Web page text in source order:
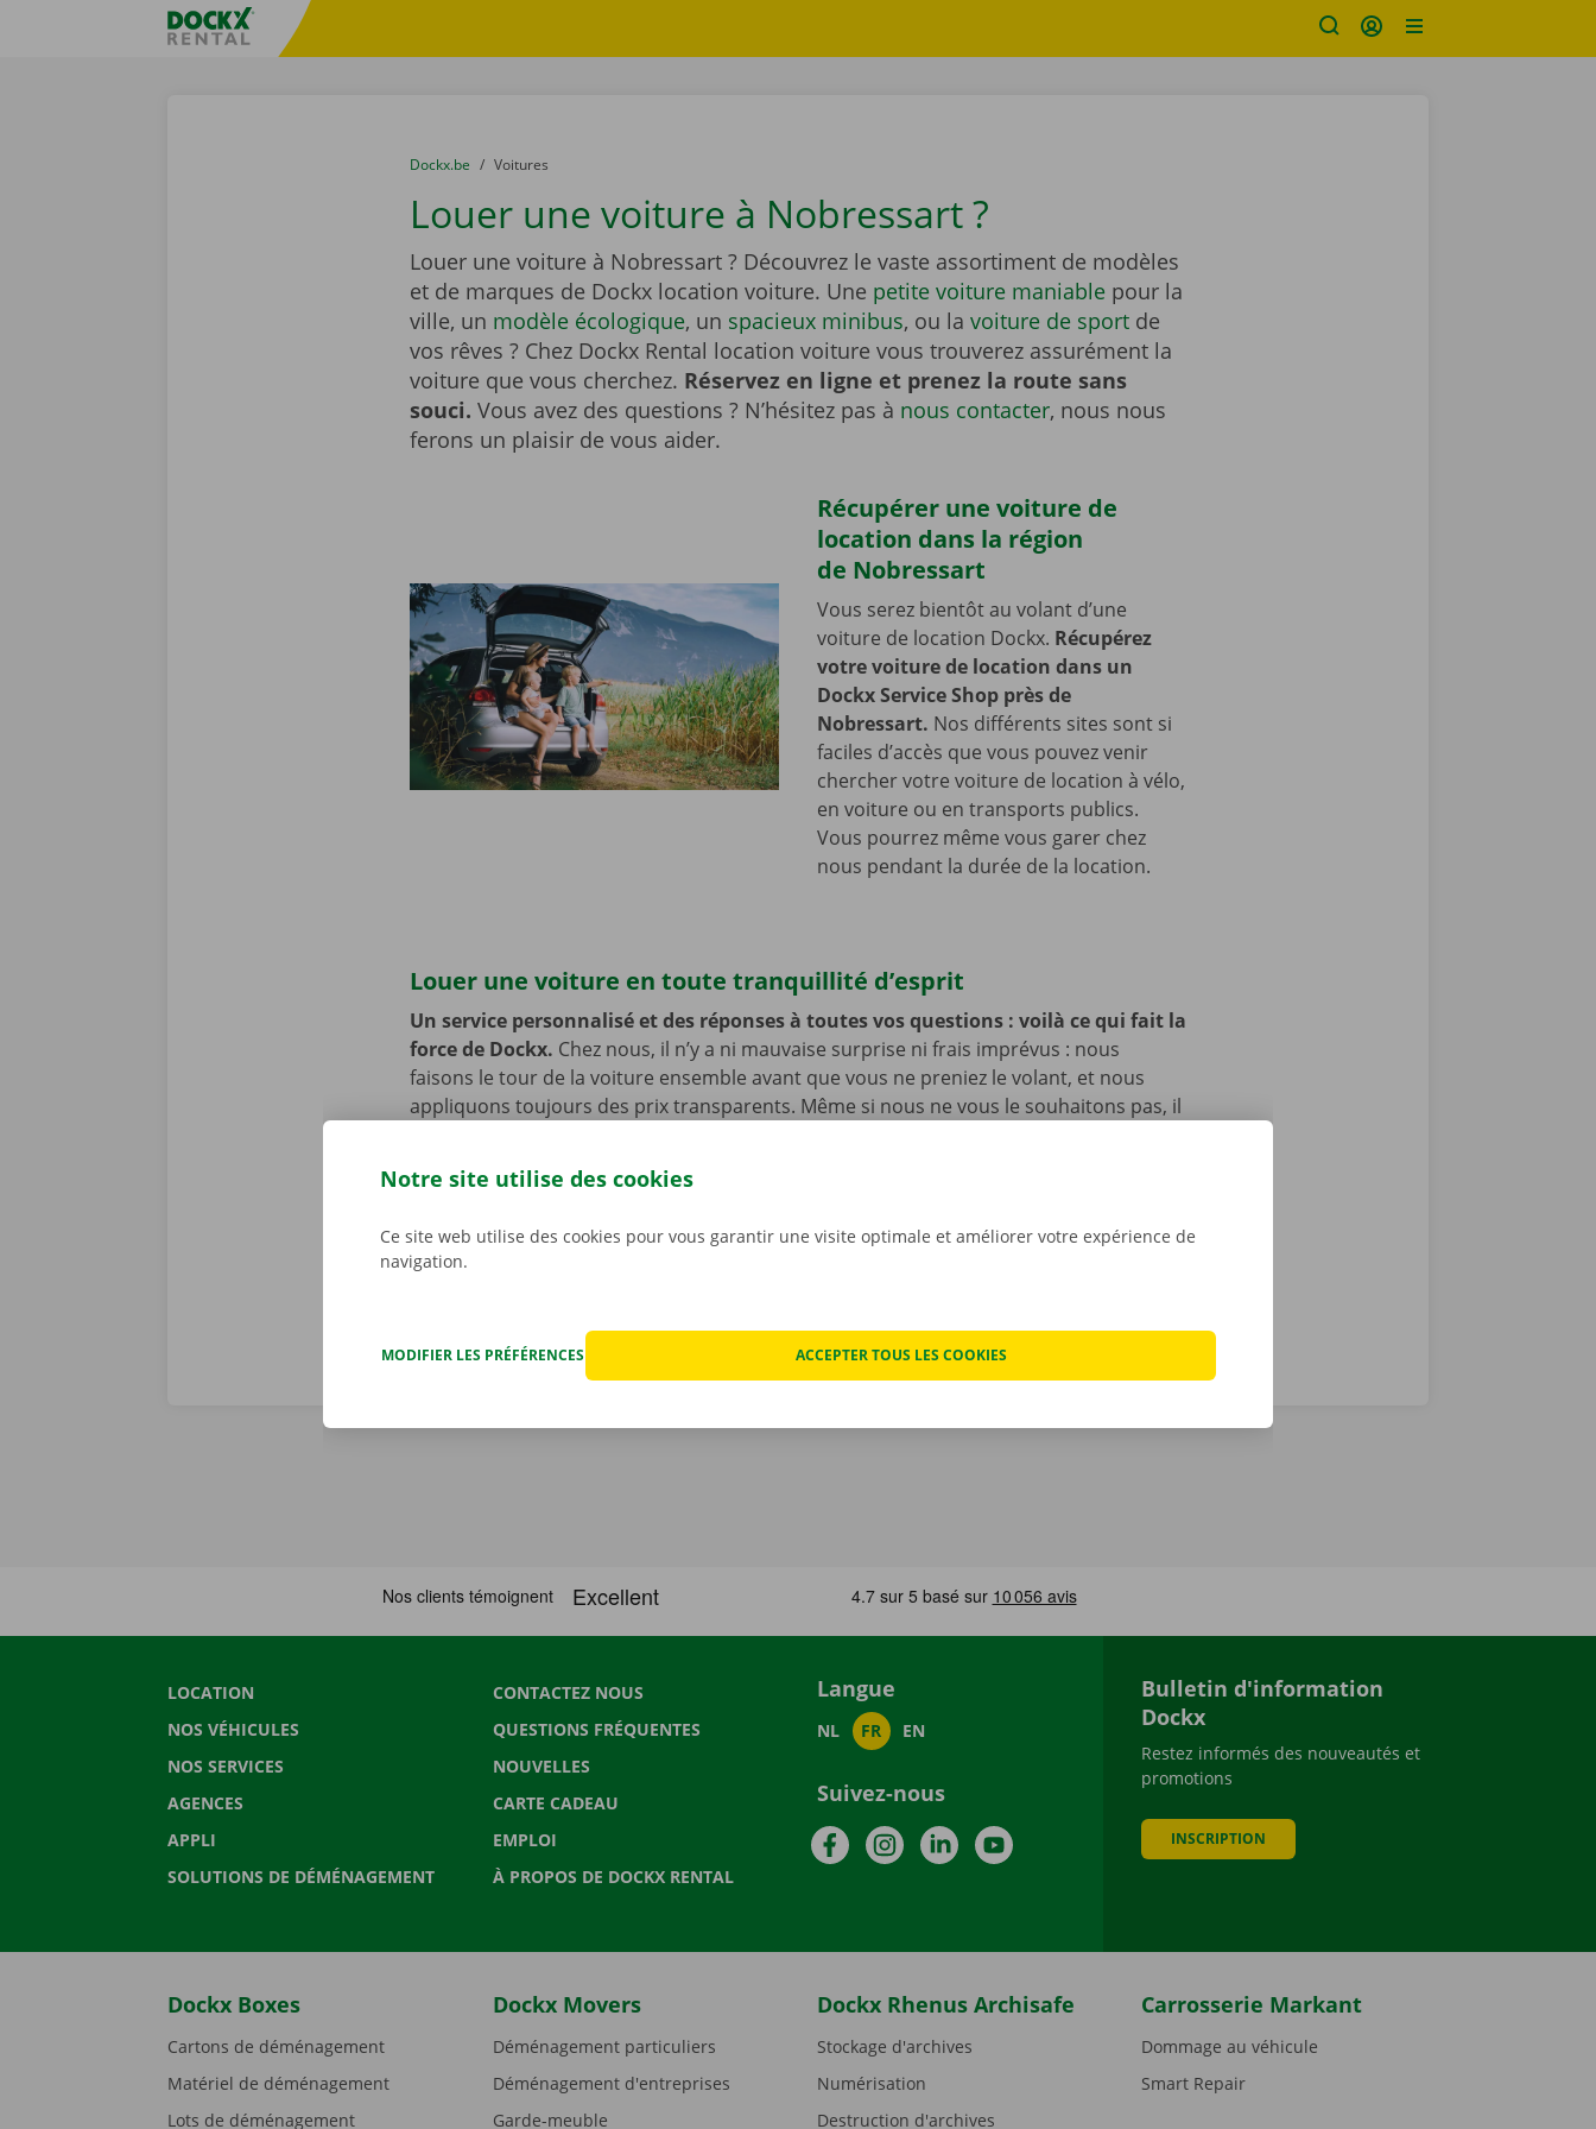
sitename
You are here:
du
Dockx.be to
Voitures
Louer une voiture à Nobressart ?
Louer une voiture à Nobressart ? Découvrez le vaste assortiment de modèles
et de marques de Dockx location voiture. Une petite voiture maniablepour la
ville, un modèle écologique, un spacieux minibus, ou la voiture de sportde
vos rêves ? Chez Dockx Rental location voiture vous trouverez assurément la
voiture que vous cherchez. Réservez en ligne et prenez la route sans
souci. Vous avez des questions ? N’hésitez pas à nous contacter, nous nous
ferons un plaisir de vous aider.
Récupérer une voiture de
location dans la région
de Nobressart
Vous serez bientôt au volant d’une
voiture de location Dockx. Récupérez
votre voiture de location dans un
Dockx Service Shop près de
Nobressart. Nos différents sites sont si
faciles d’accès que vous pouvez venir
chercher votre voiture de location à vélo,
en voiture ou en transports publics.
Vous pourrez même vous garer chez
nous pendant la durée de la location.
Louer une voiture en toute tranquillité d’esprit
Un service personnalisé et des réponses à toutes vos questions : voilà ce qui fait la
force de Dockx. Chez nous, il n’y a ni mauvaise surprise ni frais imprévus : nous
faisons le tour de la voiture ensemble avant que vous ne preniez le volant, et nous
appliquons toujours des prix transparents. Même si nous ne vous le souhaitons pas, il
d’assistance et de dépannage disponible 24 h/24 et 7 j/7 dans toute l’Europe. Avec
LOCATION
NOS VÉHICULES
NOS SERVICES
AGENCES
APPLI
SOLUTIONS DE DÉMÉNAGEMENT
CONTACTEZ NOUS
QUESTIONS FRÉQUENTES
NOUVELLES
CARTE CADEAU
EMPLOI
À PROPOS DE DOCKX RENTAL
Langue
NL FR EN
Suivez-nous
FacebookInstagramLinkedInYouTube
Bulletin d'information
Dockx
Restez informés des nouveautés et
promotions
INSCRIPTION
Dockx Boxes
Cartons de déménagement
Matériel de déménagement
Lots de déménagement
Dockx Movers
Déménagement particuliers
Déménagement d'entreprises
Garde-meuble
Dockx Rhenus Archisafe
Stockage d'archives
Numérisation
Destruction d'archives
Carrosserie Markant
Dommage au véhicule
Smart Repair
Notre site utilise des cookies
Ce site web utilise des cookies pour vous garantir une visite optimale et améliorer votre expérience de
navigation.
MODIFIER LES PRÉFÉRENCES ACCEPTER TOUS LES COOKIES